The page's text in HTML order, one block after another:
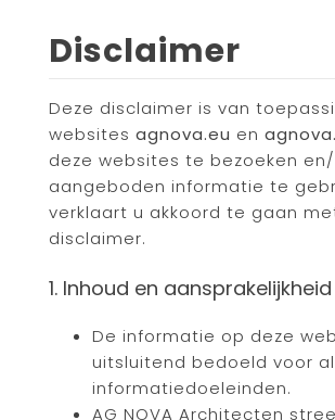
Disclaimer
Deze disclaimer is van
websites agnova.eu en
deze websites te bezoeken
aangeboden informatie te
verklaart u akkoord te gaan
disclaimer.
1. Inhoud en aansprakelijkheid
De informatie op deze
uitsluitend bedoeld voor
informatiedoeleinden.
AG NOVA Architecten